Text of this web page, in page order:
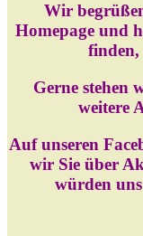
Wir
Homepage und
finden,
Gerne stehen
weitere
Auf unseren
wir Sie über
würden